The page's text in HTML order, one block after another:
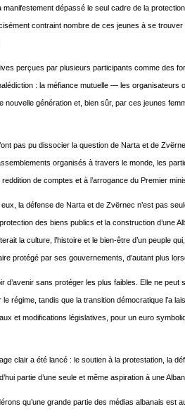
dépassé le seul cadre de la
contraint nombre de ces jeunes à se
perçues par plusieurs participants comme des
: la méfiance mutuelle — les
nouvelle génération et, bien sûr, par ces jeunes
pas pu dissocier la question de Narta et de
organisés à travers le monde, les
de comptes et à l’arrogance du Premier
la défense de Narta et de Zvërnec n’est pas
des biens publics et la construction d’une
la culture, l’histoire et le bien-être d’un peuple
protégé par ses gouvernements, d’autant plus
d’avenir sans protéger les plus faibles. Elle ne
régime, tandis que la transition démocratique l’a
et modifications législatives, pour un euro
clair a été lancé : le soutien à la protestation, la
partie d’une seule et même aspiration à une
qu’une grande partie des médias albanais est